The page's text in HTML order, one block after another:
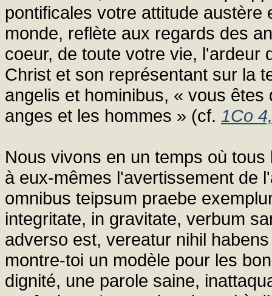
pontificales votre attitude
monde, reflète aux regards des
coeur, de toute votre vie, l'ardeur
Christ et son représentant sur la
angelis et hominibus, « vous
anges et les hommes » (cf. 1Co
Nous vivons en un temps où
à eux-mêmes l'avertissement de
omnibus teipsum praebe
integritate, in gravitate, verbum
adverso est, vereatur nihil
montre-toi un modèle pour les
dignité, une parole saine,